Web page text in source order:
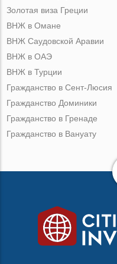
Золотая виза Греции
ВНЖ в Омане
ВНЖ Саудовской Аравии
ВНЖ в ОАЭ
ВНЖ в Турции
Гражданство в Сент-Люсия
Гражданство Доминики
Гражданство в Гренаде
Гражданство в Вануату